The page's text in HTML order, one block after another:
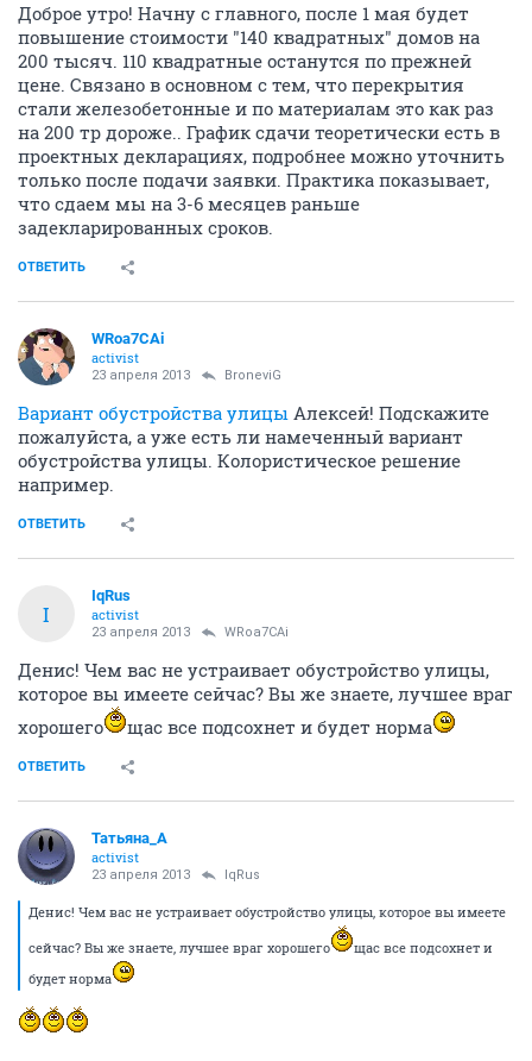
Доброе утро! Начну с главного, после 1 мая будет
повышение стоимости "140 квадратных" домов на
200 тысяч. 110 квадратные останутся по прежней
цене. Связано в основном с тем, что перекрытия
стали железобетонные и по материалам это как раз
на 200 тр дороже.. График сдачи теоретически есть в
проектных декларациях, подробнее можно уточнить
только после подачи заявки. Практика показывает,
что сдаем мы на 3-6 месяцев раньше
задекларированных сроков.
ОТВЕТИТЬ
WRoa7CAi
activist
23 апреля 2013 BroneviG
Вариант обустройства улицы Алексей! Подскажите
пожалуйста, а уже есть ли намеченный вариант
обустройства улицы. Колористическое решение
например.
ОТВЕТИТЬ
I
IqRus
activist
23 апреля 2013 WRoa7CAi
Денис! Чем вас не устраивает обустройство улицы,
которое вы имеете сейчас? Вы же знаете, лучшее враг
хорошего
щас все подсохнет и будет норма
ОТВЕТИТЬ
Татьяна_А
activist
23 апреля 2013 IqRus
Денис! Чем вас не устраивает обустройство улицы, которое вы имеете
сейчас? Вы же знаете, лучшее враг хорошего
щас все подсохнет и
будет норма